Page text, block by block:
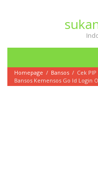
Homepage / Bansos / Cek
Bansos Kemensos Go Id Login